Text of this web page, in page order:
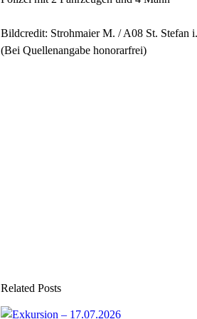
Bildcredit: Strohmaier M. / A08 St. Stefan
(Bei Quellenangabe honorarfrei)
Related Posts